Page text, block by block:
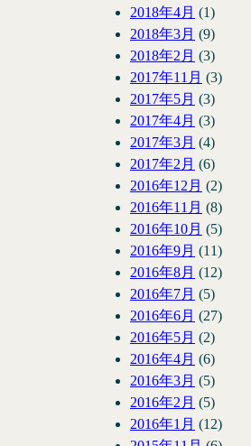
2018年4月 (1)
2018年3月 (9)
2018年2月 (3)
2017年11月 (3)
2017年5月 (3)
2017年4月 (3)
2017年3月 (4)
2017年2月 (6)
2016年12月 (2)
2016年11月 (8)
2016年10月 (5)
2016年9月 (11)
2016年8月 (12)
2016年7月 (5)
2016年6月 (27)
2016年5月 (2)
2016年4月 (6)
2016年3月 (5)
2016年2月 (5)
2016年1月 (12)